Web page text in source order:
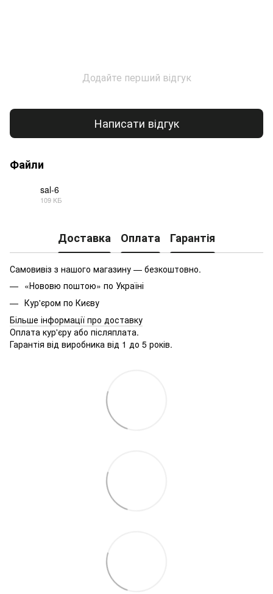
Додайте перший відгук
Написати відгук
Файли
sal-6
109 КБ
Доставка Оплата Гарантія
Самовивіз з нашого магазину — безкоштовно.
«Нововю поштою» по Україні
Кур'єром по Києву
Більше інформації про доставку
Оплата кур'єру або післяплата.
Гарантія від виробника від 1 до 5 років.